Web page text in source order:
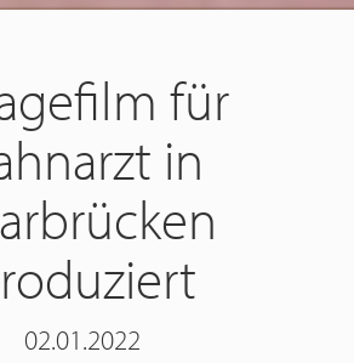
für
in
02.01.2022